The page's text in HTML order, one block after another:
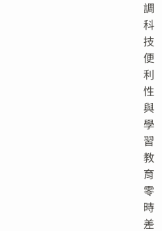
調
科
技
便
利
性
與
學
習
教
育
零
時
差